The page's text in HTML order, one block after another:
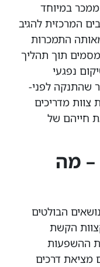
ממכר במיוחד
המרכזית להגיב
התמכרות
תוך תהליך
נפגעי
שהתנקה לפני-
צוות מדריכים
חייהם של
– מה
הבולטים
הקשת
ההשפעות
מציאת דרכים